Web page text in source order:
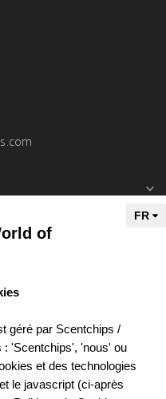
of
géré par Scentchips /
: 'Scentchips', 'nous' ou
et des technologies
le javascript (ci-après